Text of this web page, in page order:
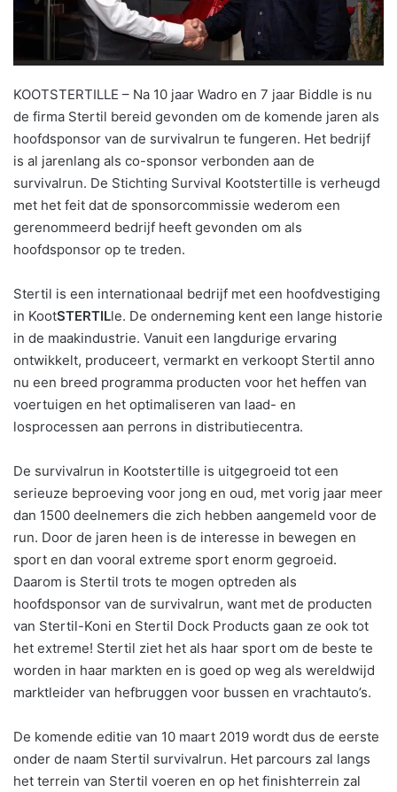
KOOTSTERTILLE – Na 10 jaar Wadro en 7 jaar Biddle is nu
de firma Stertil bereid gevonden om de komende jaren als
hoofdsponsor van de survivalrun te fungeren. Het bedrijf
is al jarenlang als co-sponsor verbonden aan de
survivalrun. De Stichting Survival Kootstertille is verheugd
met het feit dat de sponsorcommissie wederom een
gerenommeerd bedrijf heeft gevonden om als
hoofdsponsor op te treden.
Stertil is een internationaal bedrijf met een hoofdvestiging
in KootSTERTILle. De onderneming kent een lange historie
in de maakindustrie. Vanuit een langdurige ervaring
ontwikkelt, produceert, vermarkt en verkoopt Stertil anno
nu een breed programma producten voor het heffen van
voertuigen en het optimaliseren van laad- en
losprocessen aan perrons in distributiecentra.
De survivalrun in Kootstertille is uitgegroeid tot een
serieuze beproeving voor jong en oud, met vorig jaar meer
dan 1500 deelnemers die zich hebben aangemeld voor de
run. Door de jaren heen is de interesse in bewegen en
sport en dan vooral extreme sport enorm gegroeid.
Daarom is Stertil trots te mogen optreden als
hoofdsponsor van de survivalrun, want met de producten
van Stertil-Koni en Stertil Dock Products gaan ze ook tot
het extreme! Stertil ziet het als haar sport om de beste te
worden in haar markten en is goed op weg als wereldwijd
marktleider van hefbruggen voor bussen en vrachtauto’s.
De komende editie van 10 maart 2019 wordt dus de eerste
onder de naam Stertil survivalrun. Het parcours zal langs
het terrein van Stertil voeren en op het finishterrein zal